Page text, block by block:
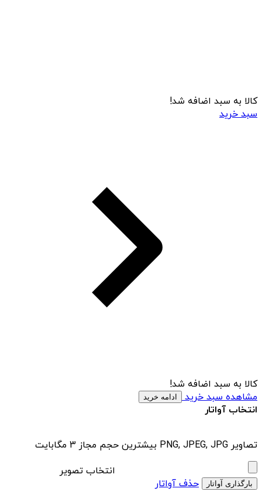
کالا به سبد اضافه شد!
سبد خرید
کالا به سبد اضافه شد!
مشاهده سبد خرید ادامه خرید
انتخاب آواتار
تصاویر PNG, JPEG, JPG بیشترین حجم مجاز 3 مگابایت
انتخاب تصویر
بارگذاری آواتار حذف آواتار